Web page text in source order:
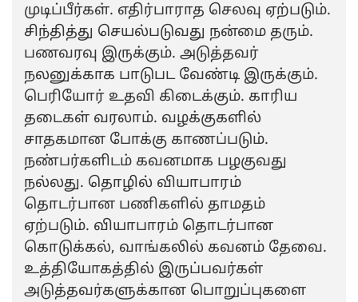
முடிப்பீர்கள். எதிர்பாராத செலவு ஏற்படும்.
சிந்தித்து செயல்படுவது நன்மை தரும்.
பணவரவு இருக்கும். அடுத்தவர்
நலனுக்காக பாடுபட வேண்டி இருக்கும்.
பெரியோர் உதவி கிடைக்கும். காரிய
தடைகள் வரலாம். வழக்குகளில்
சாதகமான போக்கு காணப்படும்.
நண்பர்களிடம் கவனமாக பழகுவது
நல்லது. தொழில் வியாபாரம்
தொடர்பான பணிகளில் தாமதம்
ஏற்படும். வியாபாரம் தொடர்பான
கொடுக்கல், வாங்கலில் கவனம் தேவை.
உத்தியோகத்தில் இருப்பவர்கள்
அடுத்தவர்களுக்கான பொறுப்புகளை